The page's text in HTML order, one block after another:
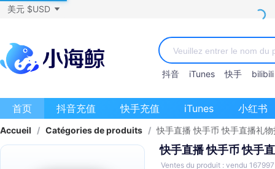
美元 $USD
抖音 iTunes 快手 bilibili
首页 抖音充值 快手充值 iTunes 小红书
Accueil / Catégories de produits / 快手直播 快手币 快手直播礼
快手直播 快手币 快手
Ventes du produit : vendu 167997